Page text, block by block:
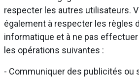
respecter les autres utilisateurs.
également à respecter les règles
informatique et à ne pas
les opérations suivantes :
- Communiquer des publicités ou